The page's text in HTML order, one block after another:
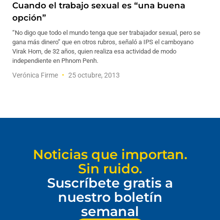
Cuando el trabajo sexual es “una buena
opción”
“No digo que todo el mundo tenga que ser trabajador sexual, pero se
gana más dinero” que en otros rubros, señaló a IPS el camboyano
Virak Horn, de 32 años, quien realiza esa actividad de modo
independiente en Phnom Penh.
Verónica Firme 25 octubre, 2013
Noticias que importan.
Sin ruido.
Suscríbete gratis a
nuestro boletín
semanal